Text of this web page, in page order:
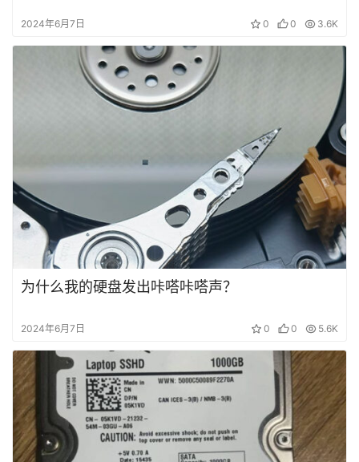
盘
首
2024年6月7日 0 0 3.6K
为什么我的硬盘发出咔嗒咔嗒声？
2024年6月7日 0 0 5.6K